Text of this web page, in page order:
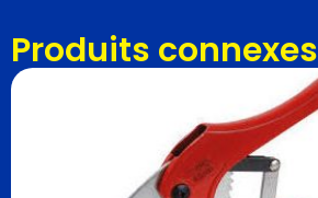
Produits connexes